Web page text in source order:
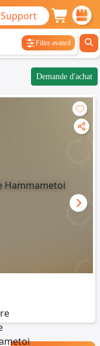
Support
Filtre avancé
Demande d'achat